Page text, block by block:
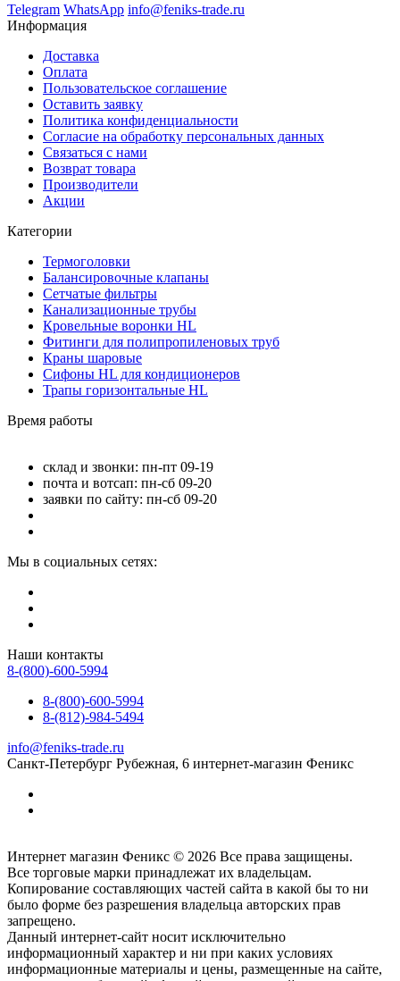
Telegram WhatsApp info@feniks-trade.ru
Информация
Доставка
Оплата
Пользовательское соглашение
Оставить заявку
Политика конфиденциальности
Согласие на обработку персональных данных
Связаться с нами
Возврат товара
Производители
Акции
Категории
Термоголовки
Балансировочные клапаны
Сетчатые фильтры
Канализационные трубы
Кровельные воронки HL
Фитинги для полипропиленовых труб
Краны шаровые
Сифоны HL для кондиционеров
Трапы горизонтальные HL
Время работы
склад и звонки: пн-пт 09-19
почта и вотсап: пн-сб 09-20
заявки по сайту: пн-сб 09-20
Мы в социальных сетях:
Наши контакты
8-(800)-600-5994
8-(800)-600-5994
8-(812)-984-5494
info@feniks-trade.ru
Санкт-Петербург Рубежная, 6 интернет-магазин Феникс
Интернет магазин Феникс © 2026 Все права защищены.
Все торговые марки принадлежат их владельцам.
Копирование составляющих частей сайта в какой бы то ни
было форме без разрешения владельца авторских прав
запрещено.
Данный интернет-сайт носит исключительно
информационный характер и ни при каких условиях
информационные материалы и цены, размещенные на сайте,